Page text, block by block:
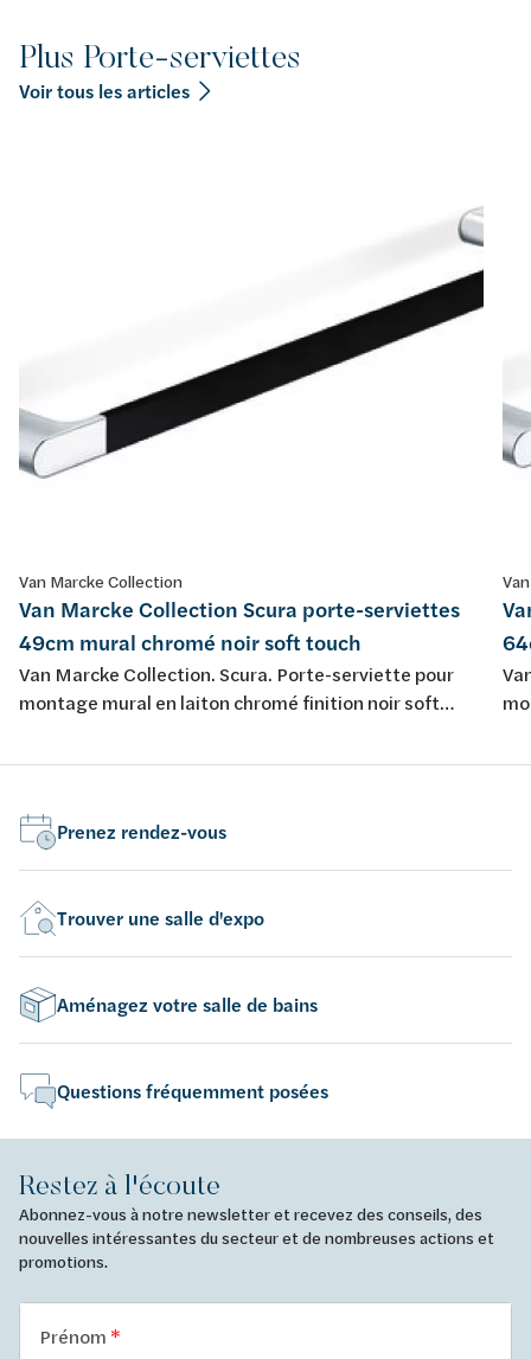
Plus Porte-serviettes
Voir tous les articles
Van Marcke Collection
Van Marcke Collection Scura porte-serviettes
49cm mural chromé noir soft touch
Van Marcke Collection. Scura. Porte-serviette pour
montage mural en laiton chromé finition noir soft
Prenez rendez-vous
Trouver une salle d'expo
Aménagez votre salle de bains
Questions fréquemment posées
Restez à l'écoute
Abonnez-vous à notre newsletter et recevez des conseils, des
nouvelles intéressantes du secteur et de nombreuses actions et
promotions.
Prénom